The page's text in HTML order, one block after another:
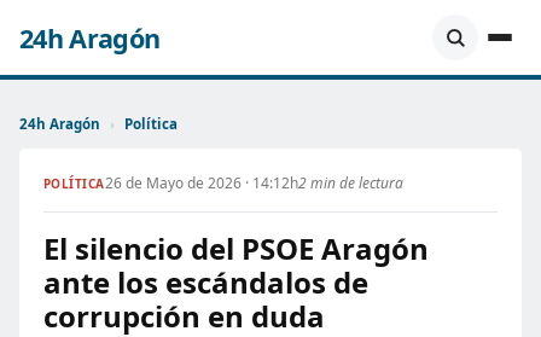
24h Aragón
24h Aragón › Política
POLÍTICA26 de Mayo de 2026 · 14:12h2 min de lectura
El silencio del PSOE Aragón
ante los escándalos de
corrupción en duda